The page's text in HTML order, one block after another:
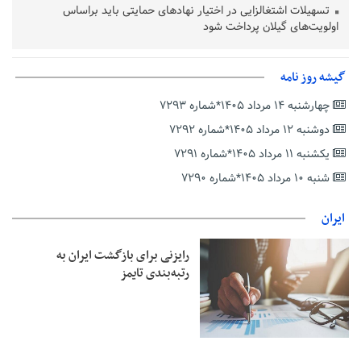
تسهیلات اشتغالزایی در اختیار نهادهای حمایتی باید براساس
اولویت‌های گیلان پرداخت شود
دفتر رهبر انقلاب: مطالب خارج از مراجع رسمی فاقد سندیت است
بقائی: فضای مذاکرات فنی و سیاسی ایران و عمان درباره تنگه هرمز،
مثبت است
رئیس سازمان جهاد کشاورزی استان: کشاورزان گیلان نسبت به
دریافت یارانه کود اقدام کنند
گیشه روز نامه
چهارشنبه ۱۴ مرداد ۱۴۰۵*شماره ۷۲۹۳
دوشنبه ۱۲ مرداد ۱۴۰۵*شماره ۷۲۹۲
یکشنبه ۱۱ مرداد ۱۴۰۵*شماره ۷۲۹۱
شنبه ۱۰ مرداد ۱۴۰۵*شماره ۷۲۹۰
ایران
رایزنی برای بازگشت ایران به
رتبه‌بندی تایمز